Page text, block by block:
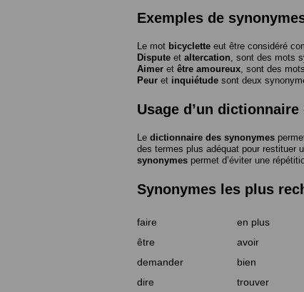
Exemples de
Le mot bicyclette eut être considéré
Dispute et altercation , sont des mots
Aimer et être amoureux , sont des
Peur et inquiétude sont deux
Usage d’un
Le dictionnaire des synonymes
des termes plus adéquat pour restituer
synonymes permet d’éviter une
Synonymes les plus
faire en plus
être
avoir
demander
bien
dire
trouver